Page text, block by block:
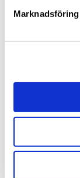
Marknadsföring